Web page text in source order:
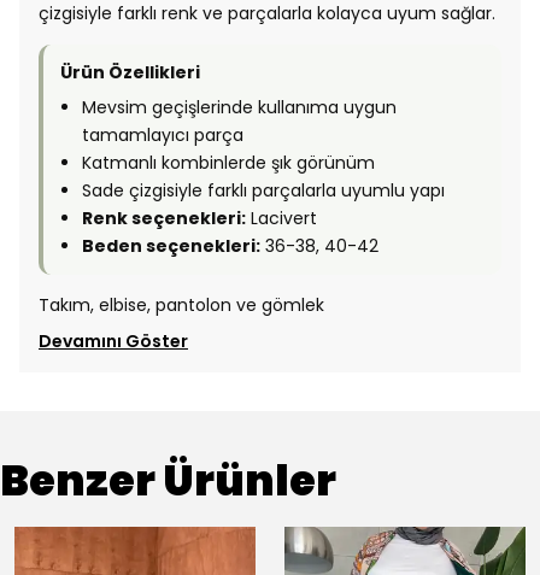
çizgisiyle farklı renk ve parçalarla kolayca uyum sağlar.
Ürün Özellikleri
Mevsim geçişlerinde kullanıma uygun
tamamlayıcı parça
Katmanlı kombinlerde şık görünüm
Sade çizgisiyle farklı parçalarla uyumlu yapı
Renk seçenekleri: Lacivert
Beden seçenekleri: 36-38, 40-42
Takım, elbise, pantolon ve gömlek
Devamını Göster
Benzer Ürünler